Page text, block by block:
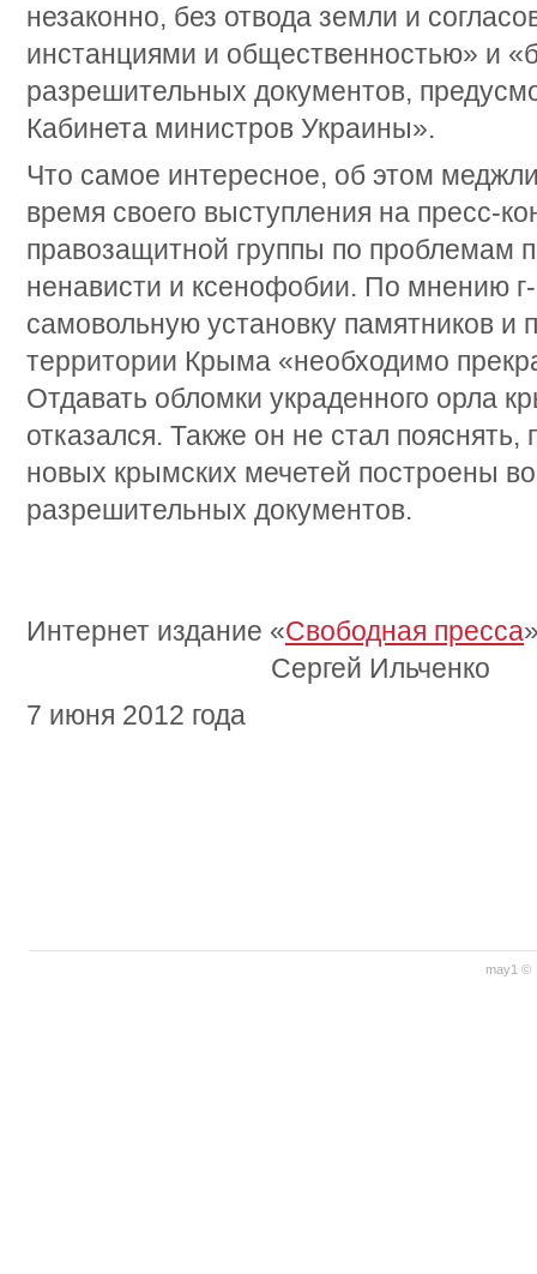
незаконно, без отвода земли и
инстанциями и общественностью» и
разрешительных документов,
Кабинета министров Украины».
Что самое интересное, об этом
время своего выступления на пресс-
правозащитной группы по проблемам
ненависти и ксенофобии. По мнению
самовольную установку памятников и
территории Крыма «необходимо
Отдавать обломки украденного орла
отказался. Также он не стал
новых крымских мечетей построены
разрешительных документов.
Интернет издание «Свободная пресса
Сергей Ильченко
7 июня 2012 года
may1 ©